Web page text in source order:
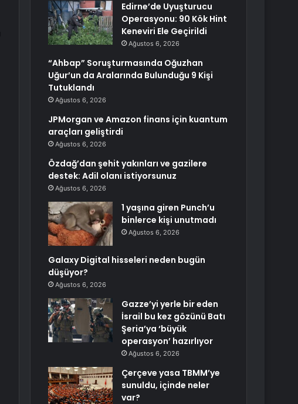
Edirne’de Uyuşturucu
Operasyonu: 90 Kök Hint
Keneviri Ele Geçirildi
Ağustos 6, 2026
“Ahbap” Soruşturmasında Oğuzhan
Uğur’un da Aralarında Bulunduğu 9 Kişi
Tutuklandı
Ağustos 6, 2026
JPMorgan ve Amazon finans için kuantum
araçları geliştirdi
Ağustos 6, 2026
Özdağ’dan şehit yakınları ve gazilere
destek: Adil olanı istiyorsunuz
Ağustos 6, 2026
1 yaşına giren Punch’u
binlerce kişi unutmadı
Ağustos 6, 2026
Galaxy Digital hisseleri neden bugün
düşüyor?
Ağustos 6, 2026
Gazze’yi yerle bir eden
İsrail bu kez gözünü Batı
Şeria’ya ‘büyük
operasyon’ hazırlıyor
Ağustos 6, 2026
Çerçeve yasa TBMM’ye
sunuldu, içinde neler
var?